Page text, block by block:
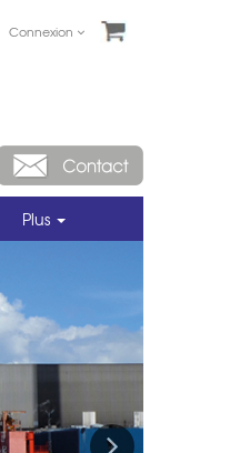
Connexion
Plus